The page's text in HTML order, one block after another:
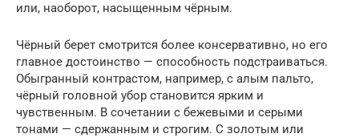
или, наоборот, насыщенным чёрным.
Чёрный берет смотрится более консервативно, но его
главное достоинство — способность подстраиваться.
Обыгранный контрастом, например, с алым пальто,
чёрный головной убор становится ярким и
чувственным. В сочетании с бежевыми и серыми
тонами — сдержанным и строгим. С золотым или